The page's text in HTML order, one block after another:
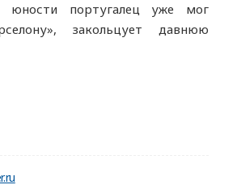
юности португалец уже мог
закольцует давнюю